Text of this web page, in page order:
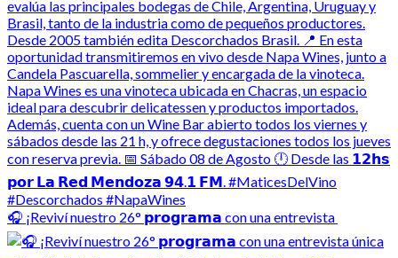
🎧 ¡Reviví nuestro 26° 𝗽𝗿𝗼𝗴𝗿𝗮𝗺𝗮 con una entrevista